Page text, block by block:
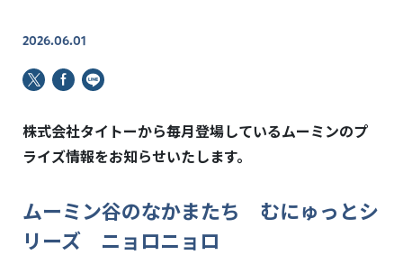
2026.06.01
株式会社タイトーから毎月登場しているムーミンのプ
ライズ情報をお知らせいたします。
ムーミン谷のなかまたち むにゅっとシ
リーズ ニョロニョロ